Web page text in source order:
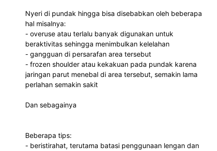
Nyeri di pundak hingga bisa disebabkan oleh beberapa
hal misalnya:
- overuse atau terlalu banyak digunakan untuk
beraktivitas sehingga menimbulkan kelelahan
- gangguan di persarafan area tersebut
- frozen shoulder atau kekakuan pada pundak karena
jaringan parut menebal di area tersebut, semakin lama
perlahan semakin sakit
Dan sebagainya
Beberapa tips:
- beristirahat, terutama batasi penggunaan lengan dan